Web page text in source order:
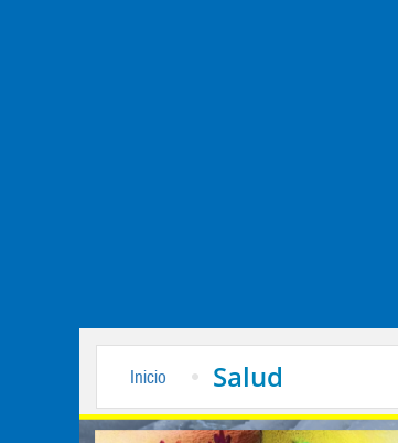
Inicio Salud